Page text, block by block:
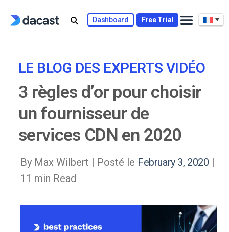
Dashboard Free Trial
LE BLOG DES EXPERTS VIDÉO
3 règles d’or pour choisir
un fournisseur de
services CDN en 2020
By Max Wilbert | Posté le February 3, 2020 |
11 min Read